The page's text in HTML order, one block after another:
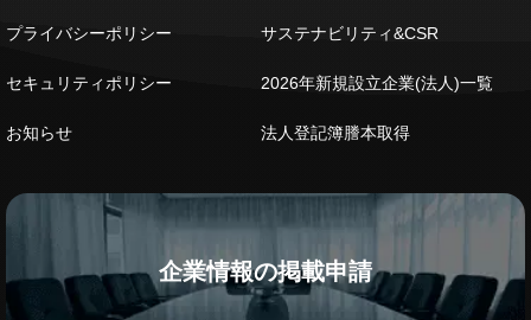
プライバシーポリシー
セキュリティポリシー
お知らせ
サステナビリティ&CSR
2026年新規設立企業(法人)一覧
法人登記簿謄本取得
企業情報の掲載申請